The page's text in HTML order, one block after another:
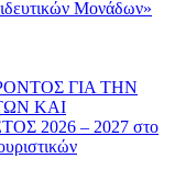
Μονάδων»
ΓΙΑ ΤΗΝ
ΚΑΙ
2026 – 2027 στο